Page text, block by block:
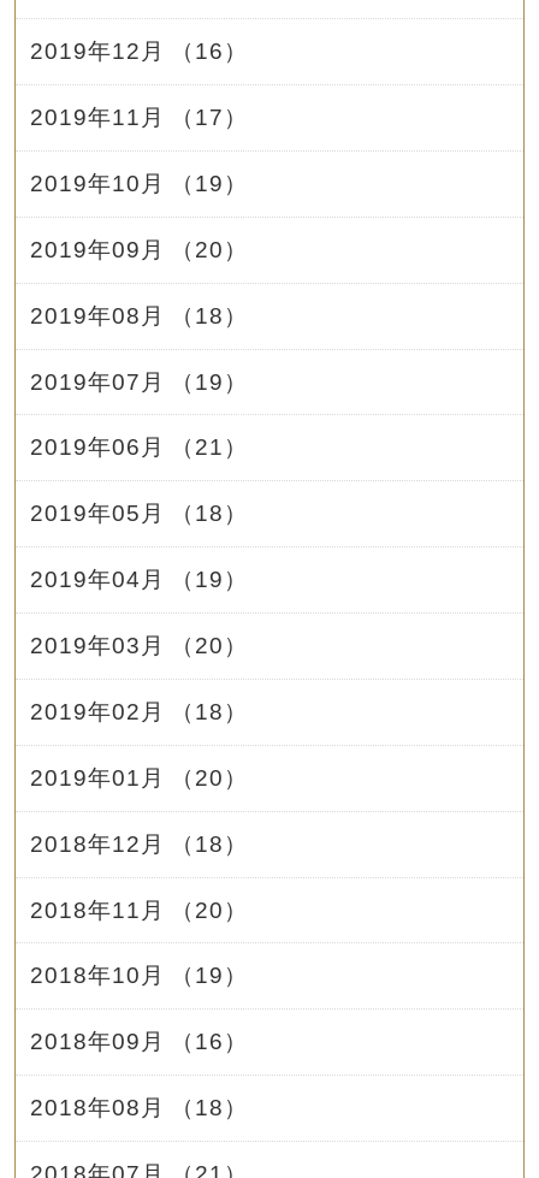
2019年12月 （16）
2019年11月 （17）
2019年10月 （19）
2019年09月 （20）
2019年08月 （18）
2019年07月 （19）
2019年06月 （21）
2019年05月 （18）
2019年04月 （19）
2019年03月 （20）
2019年02月 （18）
2019年01月 （20）
2018年12月 （18）
2018年11月 （20）
2018年10月 （19）
2018年09月 （16）
2018年08月 （18）